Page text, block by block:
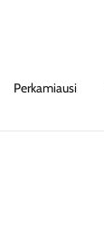
Perkamiausi